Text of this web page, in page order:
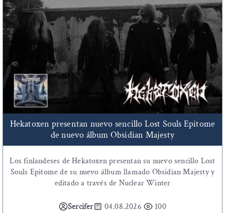
Hekatoxen presentan nuevo sencillo Lost Souls Epitome
de nuevo álbum Obsidian Majesty
Los finlandeses de Hekatoxen presentan su nuevo sencillo Lost
Souls Epitome de su nuevo álbum llamado Obsidian Majesty y
editado a través de Nuclear Winter
Sercifer 04.08.2026 100